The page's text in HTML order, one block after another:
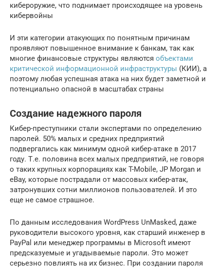
кибероружие, что поднимает происходящее на уровень
кибервойны
И эти категории атакующих по понятным причинам
проявляют повышенное внимание к банкам, так как
многие финансовые структуры являются объектами
критической информационной инфраструктуры (КИИ), а
поэтому любая успешная атака на них будет заметной и
потенциально опасной в масштабах страны
Создание надежного пароля
Кибер-преступники стали экспертами по определению
паролей. 50% малых и средних предприятий
подвергались как минимум одной кибер-атаке в 2017
году. Т.е. половина всех малых предприятий, не говоря
о таких крупных корпорациях как T-Mobile, JP Morgan и
eBay, которые пострадали от массовых кибер-атак,
затронувших сотни миллионов пользователей. И это
еще не самое страшное.
По данным исследования WordPress UnMasked, даже
руководители высокого уровня, как старший инженер в
PayPal или менеджер программы в Microsoft имеют
предсказуемые и угадываемые пароли. Это может
серьезно повлиять на их бизнес. При создании пароля